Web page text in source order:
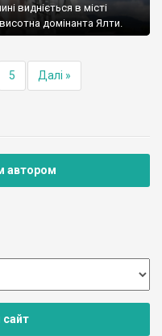
видніється в місті
домінанта Ялти.
5 Далі »
автором
сайт